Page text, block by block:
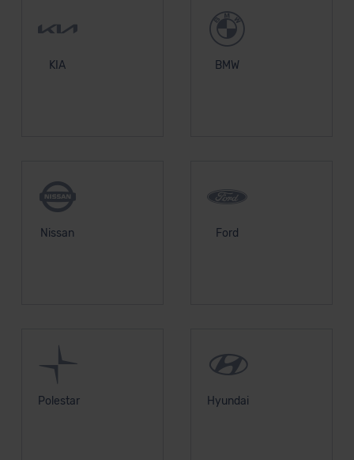
KIA BMW
Nissan Ford
Polestar Hyundai